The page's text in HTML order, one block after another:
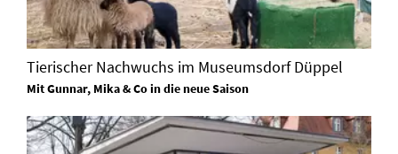
Tierischer Nachwuchs im Museumsdorf Düppel
Mit Gunnar, Mika & Co in die neue Saison